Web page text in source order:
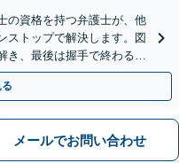
の資格を持つ弁護士が、他
ストップで解決します。図
き、最後は握手で終わる円
川県対応】
メールでお問い合わせ